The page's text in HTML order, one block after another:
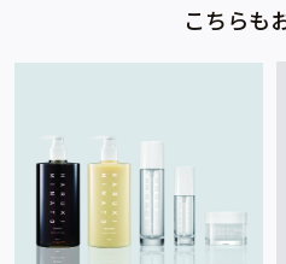
こちらも